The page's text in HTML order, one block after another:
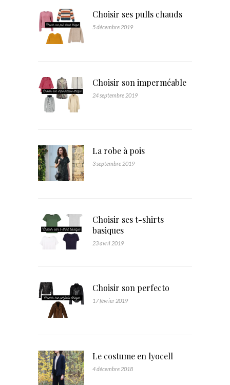
Choisir ses pulls chauds
5 décembre 2019
Choisir son imperméable
24 septembre 2019
La robe à pois
3 septembre 2019
Choisir ses t-shirts
basiques
23 avril 2019
Choisir son perfecto
17 février 2019
Le costume en lyocell
4 décembre 2018